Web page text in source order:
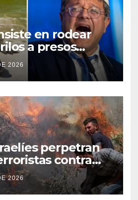
en rodear
a presos
2026
perpetran
contra
en
2026